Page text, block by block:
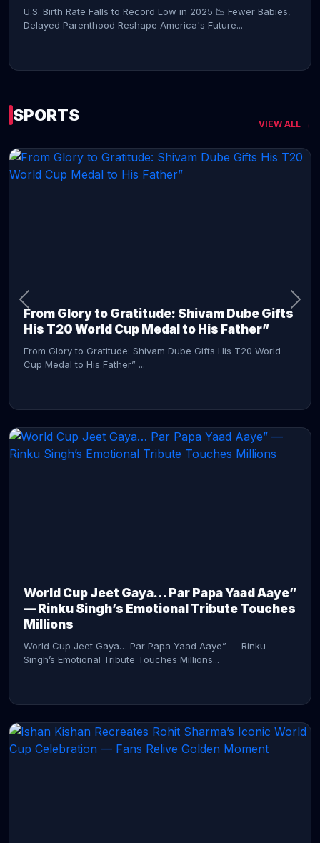
U.S. Birth Rate Falls to Record Low in 2025 📉 Fewer Babies,
Delayed Parenthood Reshape America's Future...
SPORTS VIEW ALL →
From Glory to Gratitude: Shivam Dube Gifts
His T20 World Cup Medal to His Father”
From Glory to Gratitude: Shivam Dube Gifts His T20 World
Cup Medal to His Father” ...
World Cup Jeet Gaya… Par Papa Yaad Aaye”
— Rinku Singh’s Emotional Tribute Touches
Millions
World Cup Jeet Gaya… Par Papa Yaad Aaye” — Rinku
Singh’s Emotional Tribute Touches Millions...